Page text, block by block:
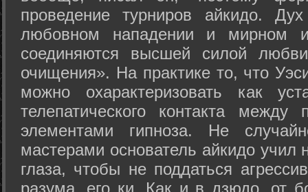
проведение турниров айкидо.
любовном нападении и мирном
соединяются высшей силой
очищения». На практике то, что
можно охарактеризовать как
телепатического контакта между
элементами гипноза. Не
мастерами основатель айкидо учил
глаза, чтобы не поддаться
разума, его ки. Как и в дзюдо, от